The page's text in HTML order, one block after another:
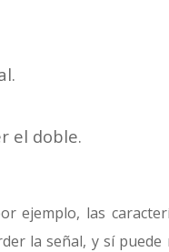
el doble.
ejemplo, las
la señal, y sí